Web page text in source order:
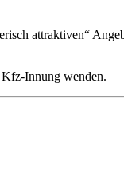
attraktiven“
Innung wenden.